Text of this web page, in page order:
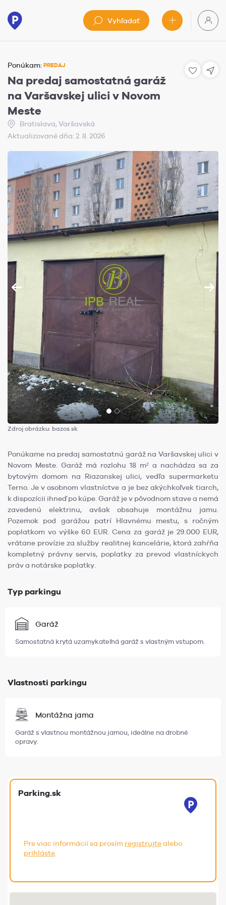
Vyhľadať
Ponúkam: PREDAJ
Na predaj samostatná garáž
na Varšavskej ulici v Novom
Meste
Bratislava, Varšavská
Aktualizované dňa: 2. 8. 2026
Zdroj obrázku: bazos.sk
Ponúkame na predaj samostatnú garáž na Varšavskej ulici v
Novom Meste. Garáž má rozlohu 18 m² a nachádza sa za
bytovým domom na Riazanskej ulici, vedľa supermarketu
Terno. Je v osobnom vlastníctve a je bez akýchkoľvek tiarch,
k dispozícii ihneď po kúpe. Garáž je v pôvodnom stave a nemá
zavedenú elektrinu, avšak obsahuje montážnu jamu.
Pozemok pod garážou patrí Hlavnému mestu, s ročným
poplatkom vo výške 60 EUR. Cena za garáž je 29.000 EUR,
vrátane provízie za služby realitnej kancelárie, ktorá zahŕňa
kompletný právny servis, poplatky za prevod vlastníckych
práv a notárske poplatky.
Typ parkingu
Garáž
Samostatná krytá uzamykateľná garáž s vlastným vstupom.
Vlastnosti parkingu
Montážna jama
Garáž s vlastnou montážnou jamou, ideálne na drobné
opravy.
Parking.sk
Pre viac informácií sa prosím registrujtealebo
prihláste.